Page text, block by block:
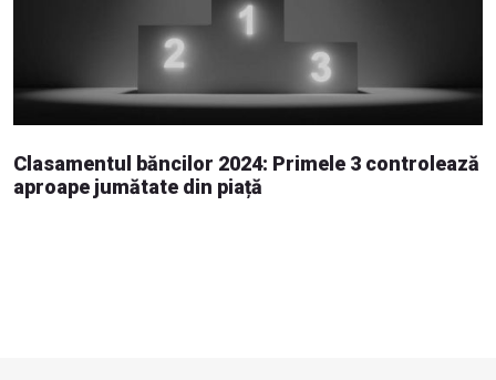
Clasamentul băncilor 2024: Primele 3 controlează
aproape jumătate din piață